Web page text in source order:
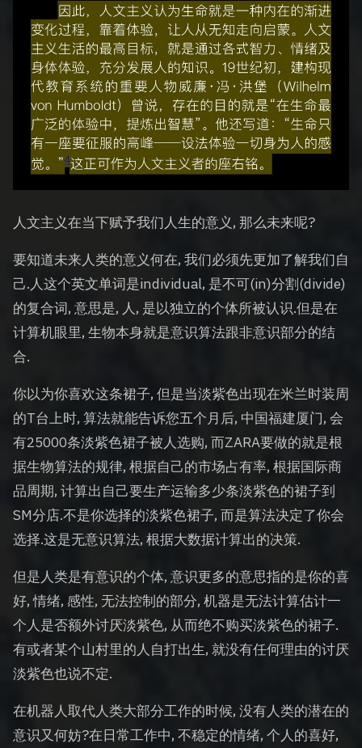
人文主义在当下赋予我们人生的意义, 那么未来呢?
要知道未来人类的意义何在, 我们必须先更加了解我们自
己.人这个英文单词是individual, 是不可(in)分割(divide)
的复合词, 意思是, 人, 是以独立的个体所被认识.但是在
计算机眼里, 生物本身就是意识算法跟非意识部分的结
合.
你以为你喜欢这条裙子, 但是当淡紫色出现在米兰时装周
的T台上时, 算法就能告诉您五个月后, 中国福建厦门, 会
有25000条淡紫色裙子被人选购, 而ZARA要做的就是根
据生物算法的规律, 根据自己的市场占有率, 根据国际商
品周期, 计算出自己要生产运输多少条淡紫色的裙子到
SM分店.不是你选择的淡紫色裙子, 而是算法决定了你会
选择.这是无意识算法, 根据大数据计算出的决策.
但是人类是有意识的个体, 意识更多的意思指的是你的喜
好, 情绪, 感性, 无法控制的部分, 机器是无法计算估计一
个人是否额外讨厌淡紫色, 从而绝不购买淡紫色的裙子.
有或者某个山村里的人自打出生, 就没有任何理由的讨厌
淡紫色也说不定.
在机器人取代人类大部分工作的时候, 没有人类的潜在的
意识又何妨?在日常工作中, 不稳定的情绪, 个人的喜好,